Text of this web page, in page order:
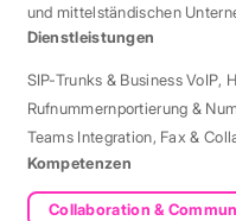
und mittelständischen
Telefonielösungen bietet.
Dienstleistungen
SIP-Trunks & Business VoIP,
Rufnummernportierung &
Teams Integration, Fax &
Kompetenzen
Collaboration &